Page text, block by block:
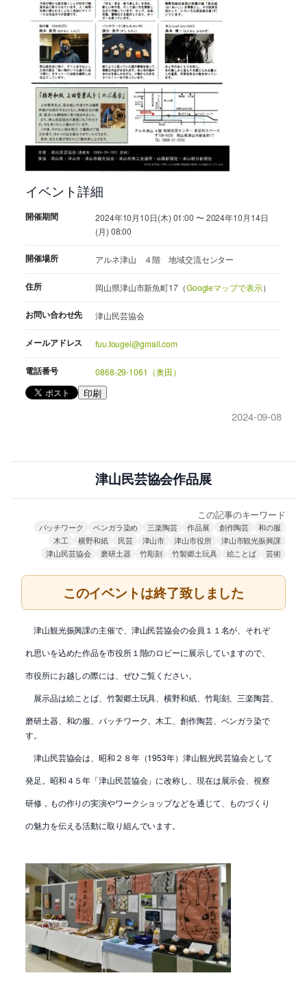
イベント詳細
開催期間
2024年10月10日(木) 01:00 〜 2024年10月14日
(月) 08:00
開催場所 アルネ津山 ４階 地域交流センター
住所 岡山県津山市新魚町17（Googleマップで表示）
お問い合わせ先 津山民芸協会
メールアドレス fuu.tougei@gmail.com
電話番号 0868-29-1061（奥田）
印刷
2024-09-08
津山民芸協会作品展
この記事のキーワード
パッチワーク ベンガラ染め 三楽陶芸 作品展 創作陶芸
和の服
木工
横野和紙 民芸 津山市 津山市役所
津山市観光振興課
津山民芸協会
磨研土器 竹彫刻 竹製郷土玩具 絵ことば 芸術
このイベントは終了致しました
津山観光振興課の主催で、津山民芸協会の会員１１名が、それぞ
れ思いを込めた作品を市役所１階のロビーに展示していますので、
市役所にお越しの際には、ぜひご覧ください。
展示品は絵ことば、竹製郷土玩具、横野和紙、竹彫刻、三楽陶芸、
磨研土器、和の服、パッチワーク、木工、創作陶芸、ベンガラ染で
す。
津山民芸協会は、昭和２８年（1953年）津山観光民芸協会として
発足。昭和４５年「津山民芸協会」に改称し、現在は展示会、視察
研修，もの作りの実演やワークショップなどを通じて、ものづくり
の魅力を伝える活動に取り組んでいます。